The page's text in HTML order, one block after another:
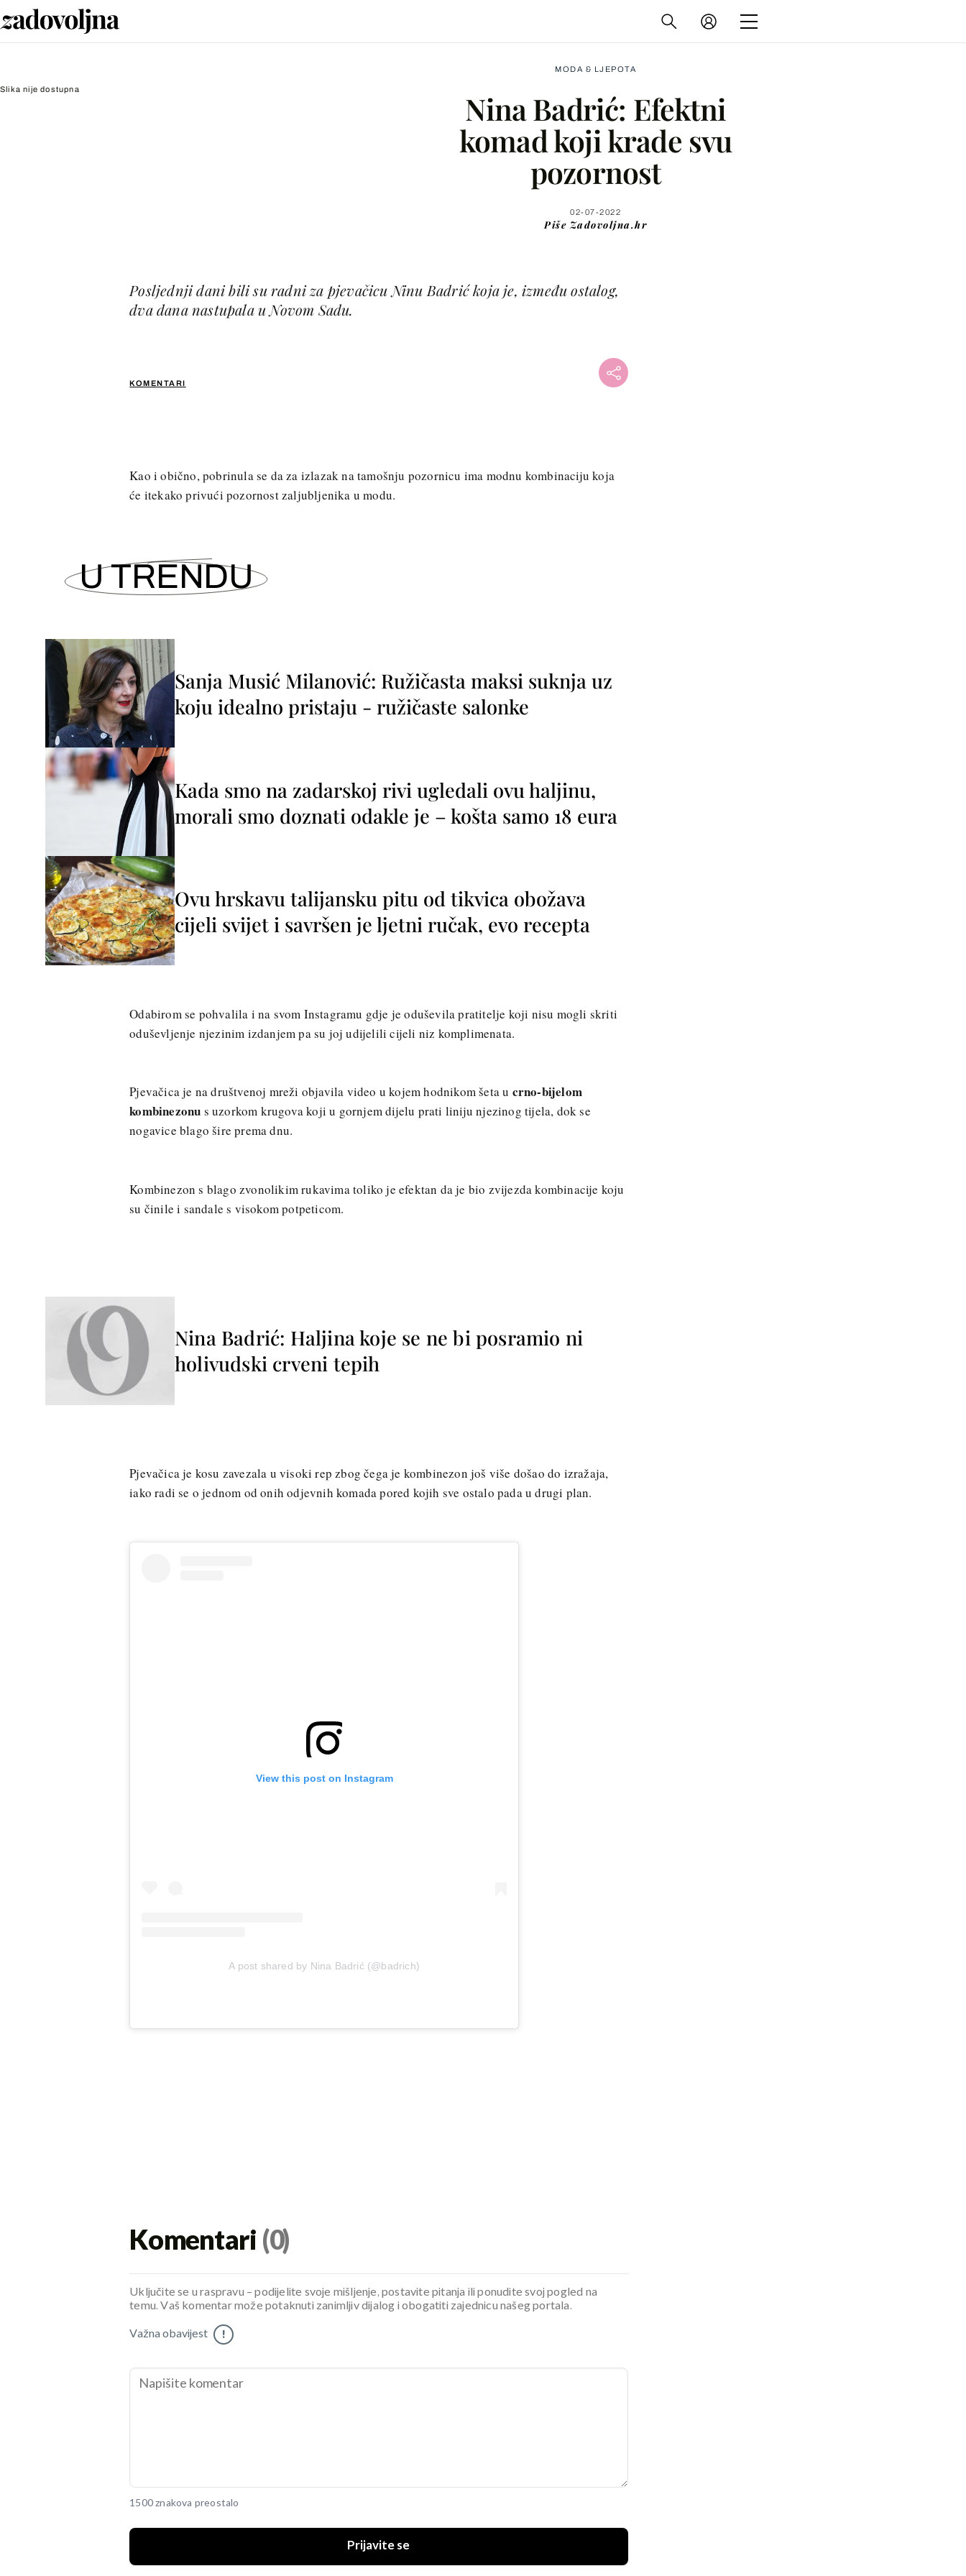
Slika nije dostupna
MODA & LJEPOTA
Nina Badrić: Efektni
komad koji krade svu
pozornost
02-07-2022
Piše Zadovoljna.hr
KOMENTARI
Posljednji dani bili su radni za pjevačicu Ninu Badrić koja je, između ostalog,
dva dana nastupala u Novom Sadu.
Kao i obično, pobrinula se da za izlazak na tamošnju pozornicu ima modnu kombinaciju koja
će itekako privući pozornost zaljubljenika u modu.
U TRENDU
Sanja Musić Milanović: Ružičasta maksi suknja uz
koju idealno pristaju - ružičaste salonke
Kada smo na zadarskoj rivi ugledali ovu haljinu,
morali smo doznati odakle je – košta samo 18 eura
Ovu hrskavu talijansku pitu od tikvica obožava
cijeli svijet i savršen je ljetni ručak, evo recepta
Odabirom se pohvalila i na svom Instagramu gdje je oduševila pratitelje koji nisu mogli skriti
oduševljenje njezinim izdanjem pa su joj udijelili cijeli niz komplimenata.
Pjevačica je na društvenoj mreži objavila video u kojem hodnikom šeta u crno-bijelom
kombinezonu s uzorkom krugova koji u gornjem dijelu prati liniju njezinog tijela, dok se
nogavice blago šire prema dnu.
Kombinezon s blago zvonolikim rukavima toliko je efektan da je bio zvijezda kombinacije koju
su činile i sandale s visokom potpeticom.
Nina Badrić: Haljina koje se ne bi posramio ni
holivudski crveni tepih
Pjevačica je kosu zavezala u visoki rep zbog čega je kombinezon još više došao do izražaja,
iako radi se o jednom od onih odjevnih komada pored kojih sve ostalo pada u drugi plan.
View this post on Instagram
A post shared by Nina Badrić (@badrich)
Komentari (0)
Uključite se u raspravu – podijelite svoje mišljenje, postavite pitanja ili ponudite svoj pogled na
temu. Vaš komentar može potaknuti zanimljiv dijalog i obogatiti zajednicu našeg portala.
Važna obavijest !
1500 znakova preostalo
Prijavite se